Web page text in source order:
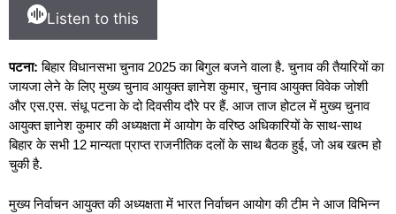
Listen to this
पटना: बिहार विधानसभा चुनाव 2025 का बिगुल बजने वाला है. चुनाव की तैयारियों का
जायजा लेने के लिए मुख्य चुनाव आयुक्त ज्ञानेश कुमार, चुनाव आयुक्त विवेक जोशी
और एस.एस. संधू पटना के दो दिवसीय दौरे पर हैं. आज ताज होटल में मुख्य चुनाव
आयुक्त ज्ञानेश कुमार की अध्यक्षता में आयोग के वरिष्ठ अधिकारियों के साथ-साथ
बिहार के सभी 12 मान्यता प्राप्त राजनीतिक दलों के साथ बैठक हुई, जो अब खत्म हो
चुकी है.
मुख्य निर्वाचन आयुक्त की अध्यक्षता में भारत निर्वाचन आयोग की टीम ने आज विभिन्न